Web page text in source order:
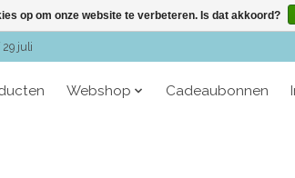
juli
Webshop Cadeaubonnen
op om onze website te verbeteren. Is dat akkoord?